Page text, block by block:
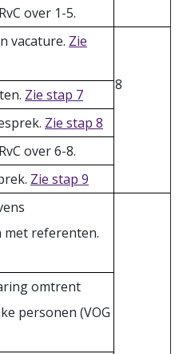
over 1-5.
vacature. Zie
8
Zie stap 7
Zie stap 8
over 6-8.
Zie stap 9
referenten.
omtrent
personen (VOG